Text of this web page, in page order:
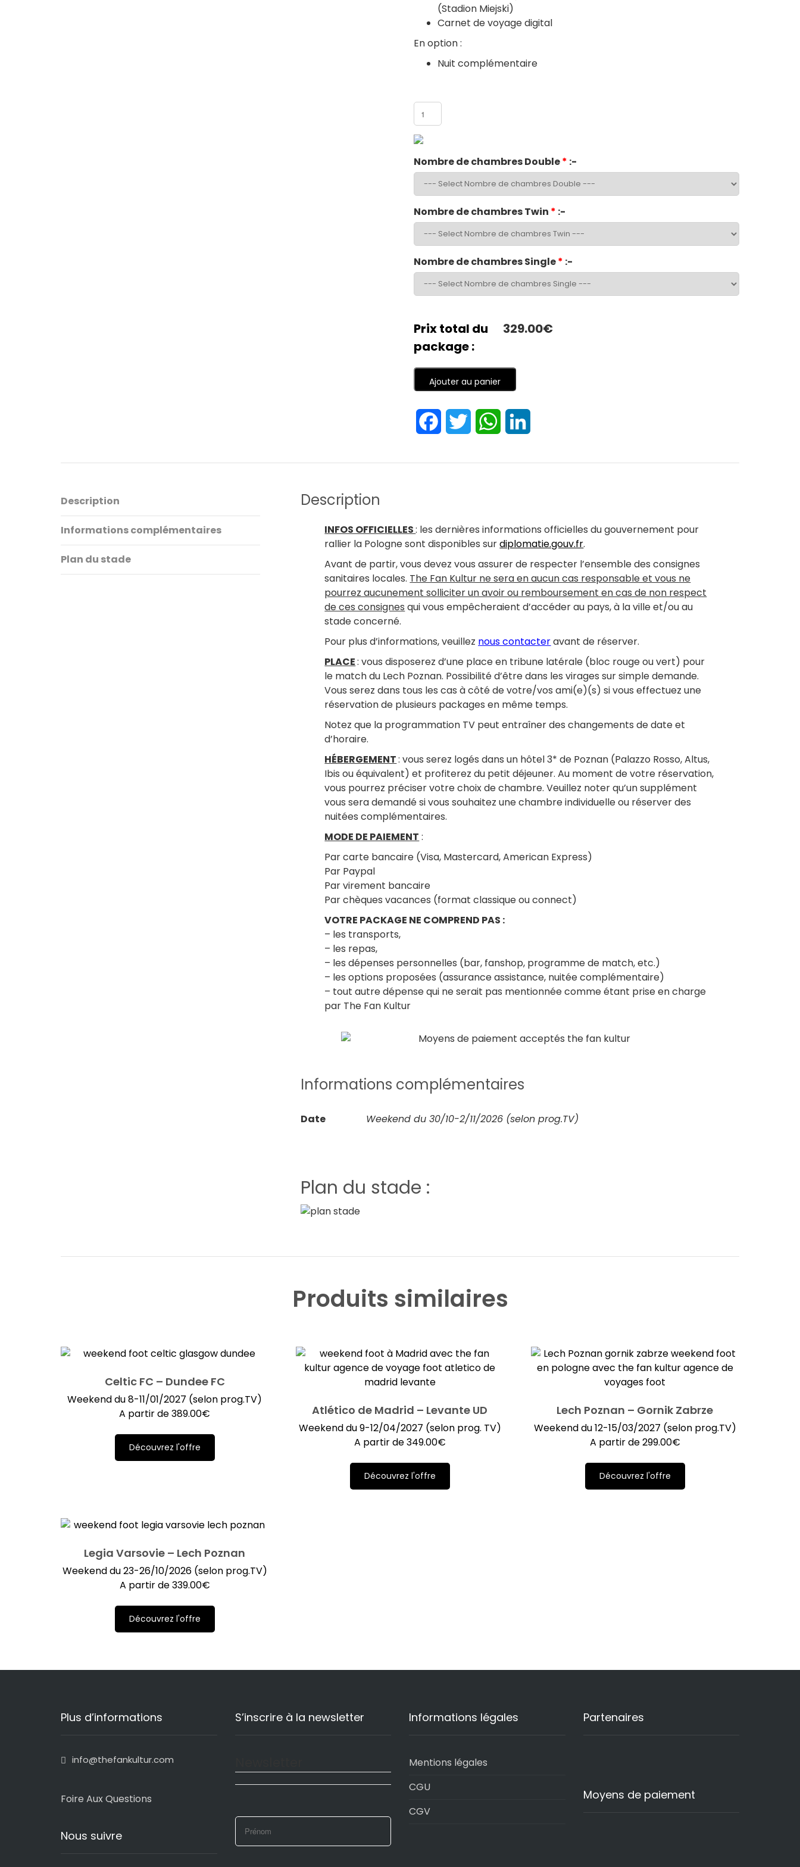
(Stadion Miejski)
Carnet de voyage digital
En option :
Nuit complémentaire
Nombre de chambres Double* :-
Nombre de chambres Twin * :-
Nombre de chambres Single* :-
Prix total du
package :
329.00€
Ajouter au panier
FacebookTwitter WhatsApp
Description
Informations complémentaires
Plan du stade
Description
INFOS OFFICIELLES: les dernières informations officielles du gouvernement pour
rallier la Pologne sont disponibles surdiplomatie.gouv.fr.
Avant de partir, vous devez vous assurer de respecter l’ensemble des consignes
sanitaires locales. The Fan Kultur ne sera en aucun cas responsable et vous ne
pourrez aucunement solliciter un avoir ou remboursement en cas de non respect
de ces consignes qui vous empêcheraient d’accéder au pays, à la ville et/ou au
stade concerné.
Pour plus d’informations, veuillez nous contacteravant de réserver.
PLACE: vous disposerez d’une place en tribune latérale (bloc rouge ou vert) pour
le match du Lech Poznan. Possibilité d’être dans les virages sur simple demande.
Vous serez dans tous les cas à côté de votre/vos ami(e)(s) si vous effectuez une
réservation de plusieurs packages en même temps.
Notez que la programmation TV peut entraîner des changements de date et
d’horaire.
HÉBERGEMENT: vous serez logés dans un hôtel 3* de Poznan (Palazzo Rosso, Altus,
Ibis ou équivalent) et profiterez du petit déjeuner. Au moment de votre réservation,
vous pourrez préciser votre choix de chambre. Veuillez noter qu’un supplément
vous sera demandé si vous souhaitez une chambre individuelle ou réserver des
nuitées complémentaires.
MODE DE PAIEMENT :
Par carte bancaire (Visa, Mastercard, American Express)
Par Paypal
Par virement bancaire
Par chèques vacances (format classique ou connect)
VOTRE PACKAGE NE COMPREND PAS :
– les transports,
– les repas,
– les dépenses personnelles (bar, fanshop, programme de match, etc.)
– les options proposées (assurance assistance, nuitée complémentaire)
– tout autre dépense qui ne serait pas mentionnée comme étant prise en charge
par The Fan Kultur
Informations complémentaires
Date Weekend du 30/10-2/11/2026 (selon prog.TV)
Plan du stade :
Produits similaires
Celtic FC – Dundee FC
Weekend du 8-11/01/2027 (selon prog.TV)
A partir de389.00€
Découvrez l'offre
Atlético de Madrid – Levante UD
Weekend du 9-12/04/2027 (selon prog. TV)
A partir de349.00€
Découvrez l'offre
Lech Poznan – Gornik Zabrze
Weekend du 12-15/03/2027 (selon prog.TV)
A partir de299.00€
Découvrez l'offre
Legia Varsovie – Lech Poznan
Weekend du 23-26/10/2026 (selon prog.TV)
A partir de339.00€
Découvrez l'offre
Plus d’informations
info@thefankultur.com
Foire Aux Questions
Nous suivre
S’inscrire à la newsletter Informations légales
Mentions légales
CGU
CGV
Partenaires
Moyens de paiement